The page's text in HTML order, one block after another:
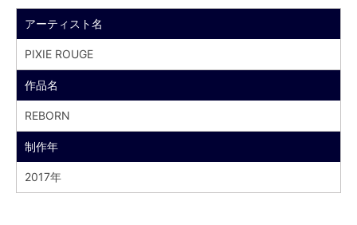
アーティスト名
PIXIE ROUGE
作品名
REBORN
制作年
2017年